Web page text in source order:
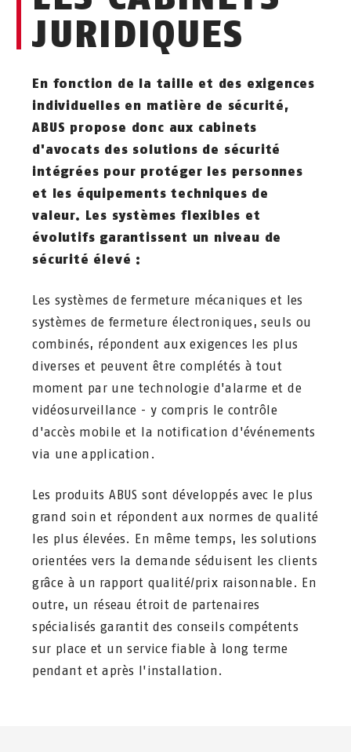
JURIDIQUES
En fonction de la taille et des exigences
individuelles en matière de sécurité,
ABUS propose donc aux cabinets
d'avocats des solutions de sécurité
intégrées pour protéger les personnes
et les équipements techniques de
valeur. Les systèmes flexibles et
évolutifs garantissent un niveau de
sécurité élevé :
Les systèmes de fermeture mécaniques et les
systèmes de fermeture électroniques, seuls ou
combinés, répondent aux exigences les plus
diverses et peuvent être complétés à tout
moment par une technologie d'alarme et de
vidéosurveillance - y compris le contrôle
d'accès mobile et la notification d'événements
via une application.
Les produits ABUS sont développés avec le plus
grand soin et répondent aux normes de qualité
les plus élevées. En même temps, les solutions
orientées vers la demande séduisent les clients
grâce à un rapport qualité/prix raisonnable. En
outre, un réseau étroit de partenaires
spécialisés garantit des conseils compétents
sur place et un service fiable à long terme
pendant et après l'installation.